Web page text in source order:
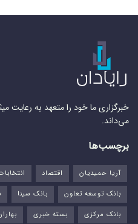
خبرگزاری ما خود را متعهد به رعایت
می‌داند.
برچسب‌ها
آریا حمیدیان اقتصاد
بانک توسعه تعاون
بانک سینا
بانک مرکزی
بسته خبری